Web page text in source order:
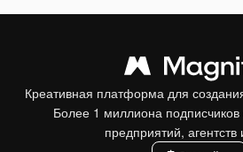
Креативная платформа для
Более 1 миллиона подписчиков
предприятий, агентств